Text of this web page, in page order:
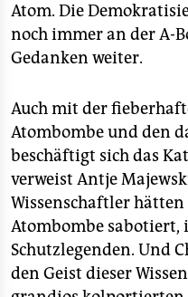
Atom. Die
noch immer an der A-
Gedanken weiter.
Auch mit der
Atombombe und den
beschäftigt sich das
verweist Antje
Wissenschaftler
Atombombe sabotiert,
Schutzlegenden. Und
den Geist dieser